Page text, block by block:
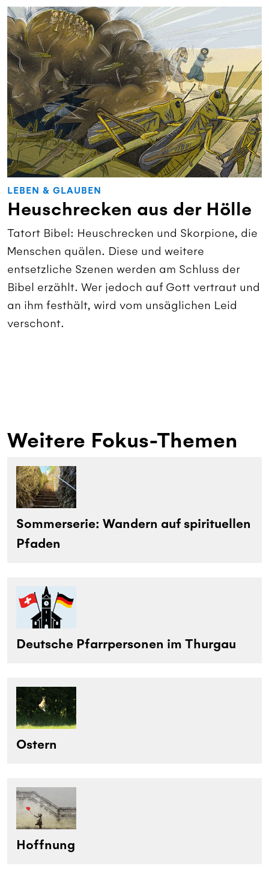
LEBEN & GLAUBEN
Heuschrecken aus der Hölle
Tatort Bibel: Heuschrecken und Skorpione, die
Menschen quälen. Diese und weitere
entsetzliche Szenen werden am Schluss der
Bibel erzählt. Wer jedoch auf Gott vertraut und
an ihm festhält, wird vom unsäglichen Leid
verschont.
Weitere Fokus-Themen
Sommerserie: Wandern auf spirituellen
Pfaden
Deutsche Pfarrpersonen im Thurgau
Ostern
Hoffnung